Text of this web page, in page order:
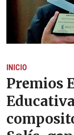
INICIO
Premios